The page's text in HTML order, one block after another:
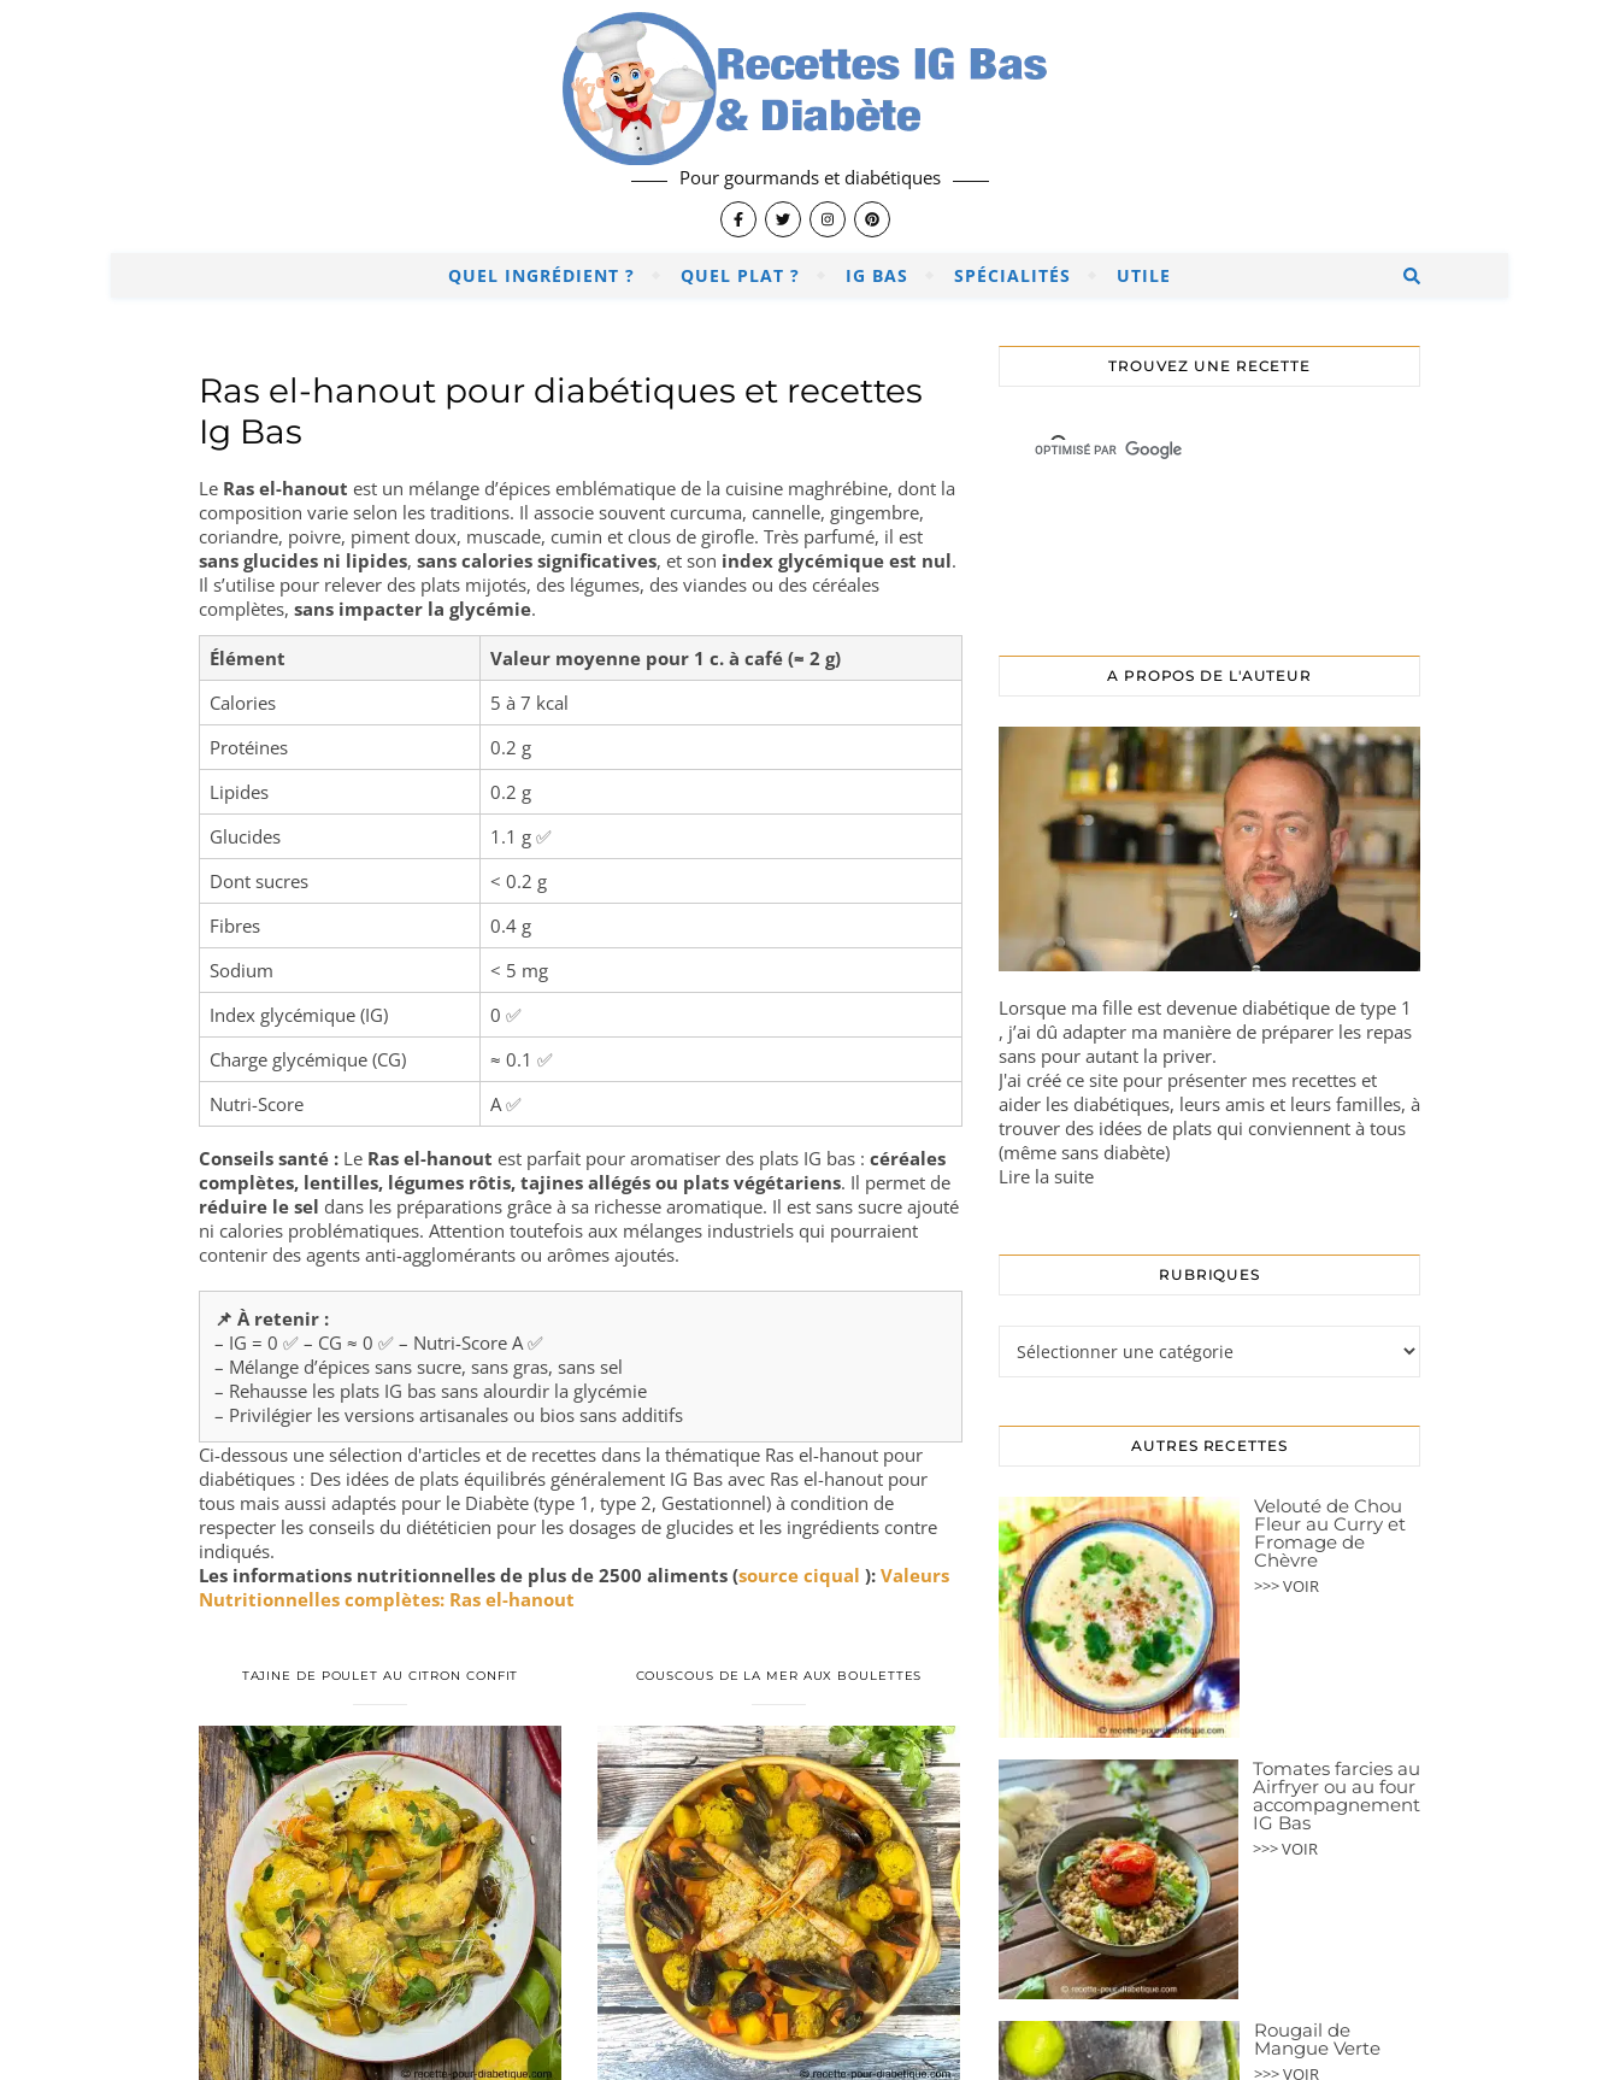
Pour gourmands et diabétiques
QUEL INGRÉDIENT ? QUEL PLAT ? IG BAS SPÉCIALITÉS UTILE
Ras el-hanout pour diabétiques et recettes
Ig Bas
Le Ras el-hanout est un mélange d’épices emblématique de la cuisine maghrébine, dont la
composition varie selon les traditions. Il associe souvent curcuma, cannelle, gingembre,
coriandre, poivre, piment doux, muscade, cumin et clous de girofle. Très parfumé, il est
sans glucides ni lipides, sans calories significatives, et son index glycémique est nul.
Il s’utilise pour relever des plats mijotés, des légumes, des viandes ou des céréales
complètes, sans impacter la glycémie.
Élément
Valeur moyenne pour 1 c. à café (≈ 2 g)
Calories
5 à 7 kcal
Protéines
0.2 g
Lipides
0.2 g
Glucides
1.1 g ✅
Dont sucres
< 0.2 g
Fibres
0.4 g
Sodium
< 5 mg
Index glycémique (IG)
0 ✅
Charge glycémique (CG)
≈ 0.1 ✅
Nutri-Score
A ✅
Conseils santé : Le Ras el-hanout est parfait pour aromatiser des plats IG bas : céréales
complètes, lentilles, légumes rôtis, tajines allégés ou plats végétariens. Il permet de
réduire le sel dans les préparations grâce à sa richesse aromatique. Il est sans sucre ajouté
ni calories problématiques. Attention toutefois aux mélanges industriels qui pourraient
contenir des agents anti-agglomérants ou arômes ajoutés.
📌 À retenir :
– IG = 0 ✅ – CG ≈ 0 ✅ – Nutri-Score A ✅
– Mélange d’épices sans sucre, sans gras, sans sel
– Rehausse les plats IG bas sans alourdir la glycémie
– Privilégier les versions artisanales ou bios sans additifs
Ci-dessous une sélection d'articles et de recettes dans la thématique Ras el-hanout pour
diabétiques : Des idées de plats équilibrés généralement IG Bas avec Ras el-hanout pour
tous mais aussi adaptés pour le Diabète (type 1, type 2, Gestationnel) à condition de
respecter les conseils du diététicien pour les dosages de glucides et les ingrédients contre
indiqués.
Les informations nutritionnelles de plus de 2500 aliments (source ciqual ): Valeurs
Nutritionnelles complètes: Ras el-hanout
TAJINE DE POULET AU CITRON CONFIT COUSCOUS DE LA MER AUX BOULETTES
TROUVEZ UNE RECETTE
A PROPOS DE L'AUTEUR
Lorsque ma fille est devenue diabétique de type 1
, j’ai dû adapter ma manière de préparer les repas
sans pour autant la priver.
J'ai créé ce site pour présenter mes recettes et
aider les diabétiques, leurs amis et leurs familles, à
trouver des idées de plats qui conviennent à tous
(même sans diabète)
Lire la suite
RUBRIQUES
AUTRES RECETTES
Velouté de Chou
Fleur au Curry et
Fromage de
Chèvre
>>> VOIR
Tomates farcies au
Airfryer ou au four
accompagnement
IG Bas
>>> VOIR
Rougail de
Mangue Verte
>>> VOIR